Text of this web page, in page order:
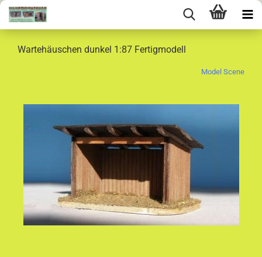
Wartehäuschen dunkel 1:87 Fertigmodell
Model Scene